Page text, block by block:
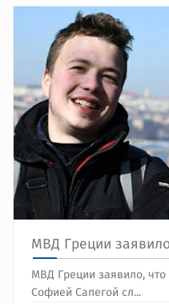
МВД Греции
МВД Греции заявило,
Софией Сапегой сл...